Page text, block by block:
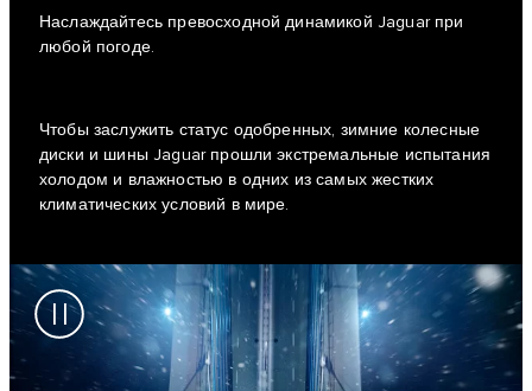
Наслаждайтесь превосходной динамикой Jaguar при
любой погоде.
Чтобы заслужить статус одобренных, зимние колесные
диски и шины Jaguar прошли экстремальные испытания
холодом и влажностью в одних из самых жестких
климатических условий в мире.